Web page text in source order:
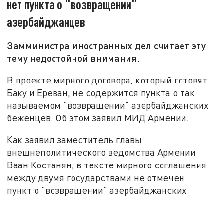
нет пункта о "возвращении"
азербайджанцев
Замминистра иностранных дел считает эту
тему недостойной внимания.
В проекте мирного договора, который готовят
Баку и Ереван, не содержится пункта о так
называемом "возвращении" азербайджанских
беженцев. Об этом заявил МИД Армении.
Как заявил заместитель главы
внешнеполитического ведомства Армении
Ваан Костанян, в тексте мирного соглашения
между двумя государствами не отмечен
пункт о "возвращении" азербайджанских